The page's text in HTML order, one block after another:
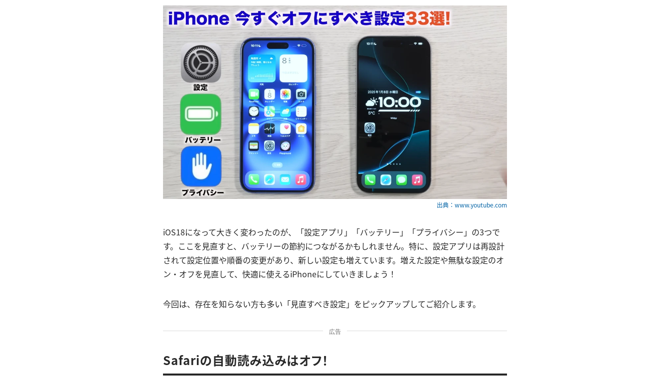
出典：www.youtube.com
iOS18になって大きく変わったのが、「設定アプリ」「バッテリー」「プライバシー」の3つで
す。ここを見直すと、バッテリーの節約につながるかもしれません。特に、設定アプリは再設計
されて設定位置や順番の変更があり、新しい設定も増えています。増えた設定や無駄な設定のオ
ン・オフを見直して、快適に使えるiPhoneにしていきましょう！
今回は、存在を知らない方も多い「見直すべき設定」をピックアップしてご紹介します。
広告
Safariの自動読み込みはオフ！